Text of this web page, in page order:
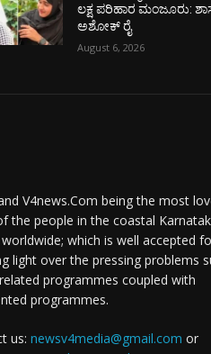
ಲಕ್ಷ ಪರಿಹಾರ ಮಂಜೂರು:
ಅಶೋಕ್ ರೈ
August 6, 2026
V4news.Com being the most
the people in the coastal
which is well accepted
light over the pressing problems
programmes coupled with
programmes.
us: newsv4media@gmail.com or